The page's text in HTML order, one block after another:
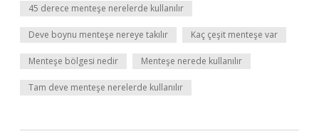
45 derece menteşe nerelerde kullanılır
Deve boynu menteşe nereye takılır Kaç çeşit menteşe var
Menteşe bölgesi nedir Menteşe nerede kullanılır
Tam deve menteşe nerelerde kullanılır